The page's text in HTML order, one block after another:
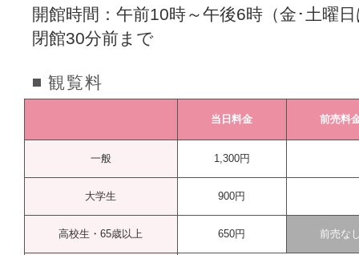
開館時間：午前10時～午後6時（金･土曜
閉館30分前まで
観覧料
当日料金 前売料
一般 1,300円
大学生 900円
高校生・65歳以上 650円 前売な